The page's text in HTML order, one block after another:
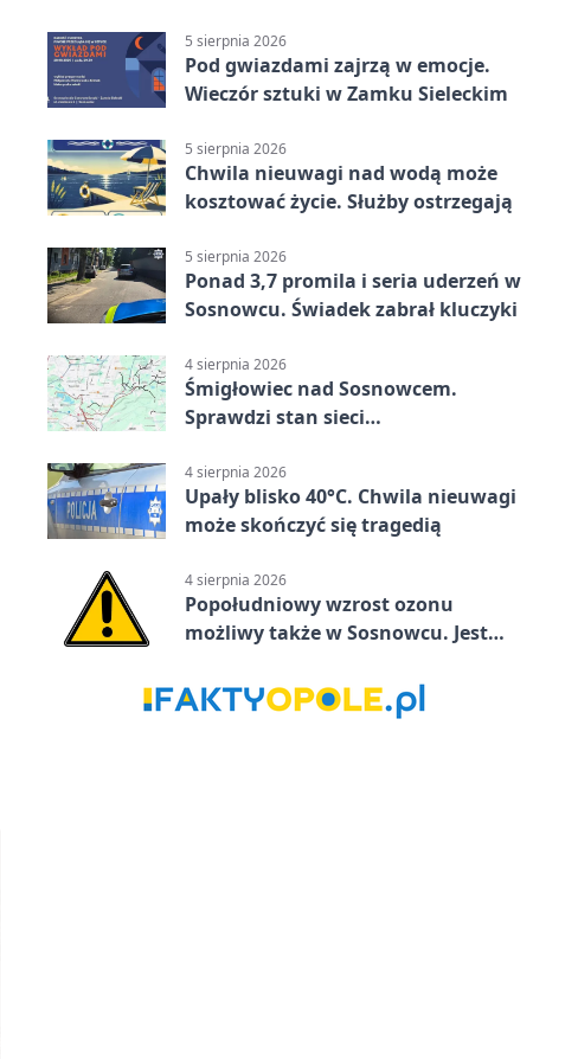
5 sierpnia 2026
Pod gwiazdami zajrzą w emocje.
Wieczór sztuki w Zamku Sieleckim
5 sierpnia 2026
Chwila nieuwagi nad wodą może
kosztować życie. Służby ostrzegają
5 sierpnia 2026
Ponad 3,7 promila i seria uderzeń w
Sosnowcu. Świadek zabrał kluczyki
4 sierpnia 2026
Śmigłowiec nad Sosnowcem.
Sprawdzi stan sieci
4 sierpnia 2026
Upały blisko 40°C. Chwila nieuwagi
może skończyć się tragedią
4 sierpnia 2026
Popołudniowy wzrost ozonu
możliwy także w Sosnowcu. Jest